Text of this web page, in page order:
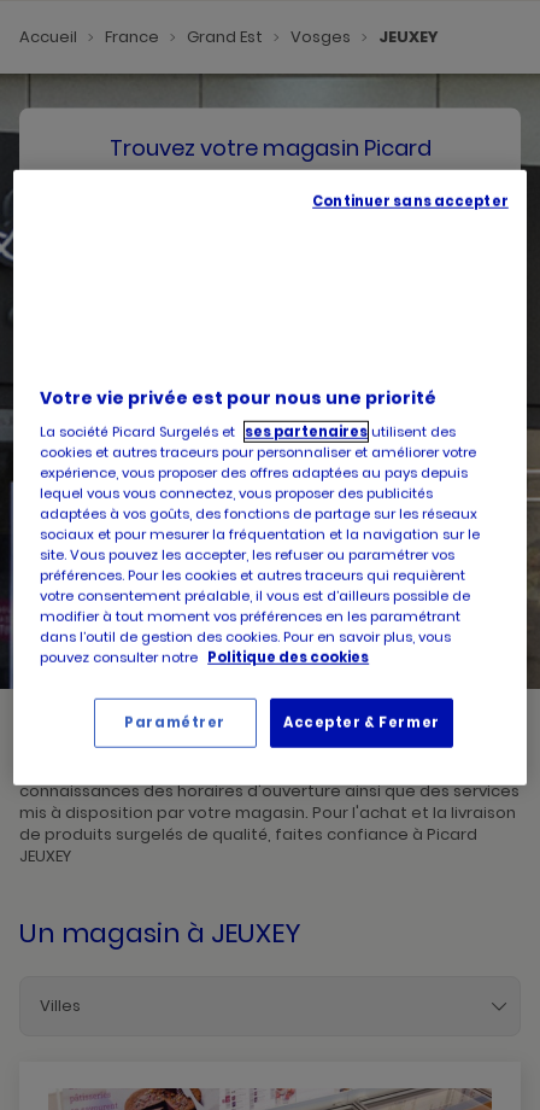
Accueil France Grand Est Vosges JEUXEY
Trouvez votre magasin Picard
SE GÉOLOCALISER
Services
RECHERCHERUN
POINT
DE
PICARD
Picard, créateur de saveurs et commerçant de proximité, vous
connaissances des horaires d'ouverture ainsi que des services
mis à disposition par votre magasin. Pour l'achat et la livraison
de produits surgelés de qualité, faites confiance à Picard
JEUXEY
Un magasin à JEUXEY
Villes
Votre vie privée est pour nous une priorité
La société Picard Surgelés et ses partenairesutilisent des
cookies et autres traceurs pour personnaliser et améliorer votre
expérience, vous proposer des offres adaptées au pays depuis
lequel vous vous connectez, vous proposer des publicités
adaptées à vos goûts, des fonctions de partage sur les réseaux
sociaux et pour mesurer la fréquentation et la navigation sur le
site. Vous pouvez les accepter, les refuser ou paramétrer vos
préférences. Pour les cookies et autres traceurs qui requièrent
votre consentement préalable, il vous est d’ailleurs possible de
modifier à tout moment vos préférences en les paramétrant
dans l’outil de gestion des cookies. Pour en savoir plus, vous
pouvez consulter notre Politique des cookies
Accepter & Fermer
Paramétrer
Continuer sans accepter